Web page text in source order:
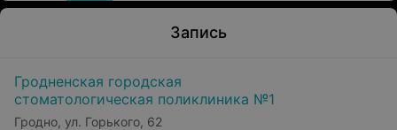
Запись
Гродненская городская
стоматологическая поликлиника №1
Гродно, ул. Горького, 62